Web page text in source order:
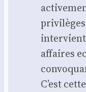
affaires
C’est